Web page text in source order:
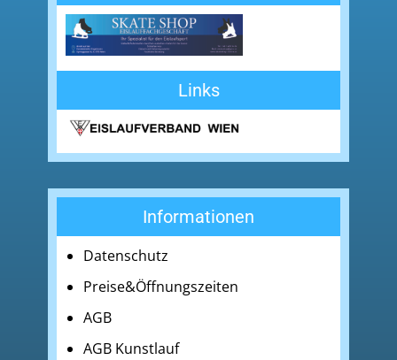
Links
Informationen
Datenschutz
Preise&Öffnungszeiten
AGB
AGB Kunstlauf